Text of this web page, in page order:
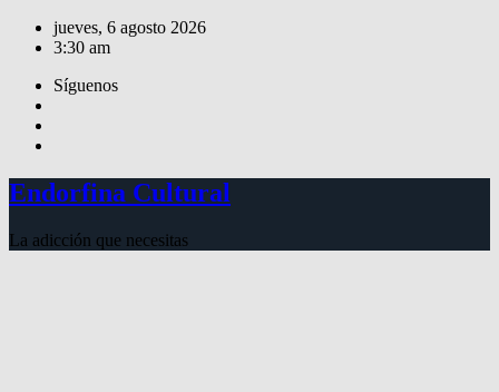
Saltar
jueves, 6 agosto 2026
3:30 am
Síguenos
Endorfina Cultural
La adicción que necesitas